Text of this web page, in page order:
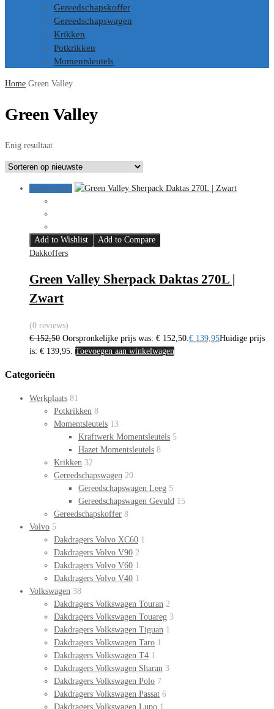
Gereedschapskoffer
Gereedschapswagen
Krikken
Potkrikken
Momentsleutels
Home Green Valley
Green Valley
Enig resultaat
Aanbieding!
Add to Wishlist
Add to Compare
Dakkoffers
Green Valley Sherpack Daktas 270L |
Zwart
(0 reviews)
€152,50 Oorspronkelijke prijs was: € 152,50. € 139,95Huidige prijs
is: € 139,95. Toevoegen aan winkelwagen
Categorieën
Werkplaats 81
Potkrikken 8
Momentsleutels 13
Kraftwerk Momentsleutels 5
Hazet Momentsleutels 8
Krikken 32
Gereedschapswagen 20
Gereedschapswagen Leeg 5
Gereedschapswagen Gevuld 15
Gereedschapskoffer 8
Volvo 5
Dakdragers Volvo XC60 1
Dakdragers Volvo V90 2
Dakdragers Volvo V60 1
Dakdragers Volvo V40 1
Volkswagen 38
Dakdragers Volkswagen Touran 2
Dakdragers Volkswagen Touareg 3
Dakdragers Volkswagen Tiguan 1
Dakdragers Volkswagen Taro 1
Dakdragers Volkswagen T4 1
Dakdragers Volkswagen Sharan 3
Dakdragers Volkswagen Polo 7
Dakdragers Volkswagen Passat 6
Dakdragers Volkswagen Lupo 1